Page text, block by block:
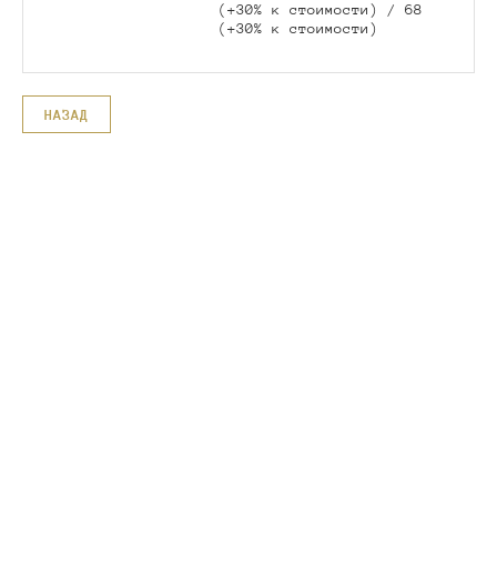
(+30% к стоимости) / 68
(+30% к стоимости)
НАЗАД